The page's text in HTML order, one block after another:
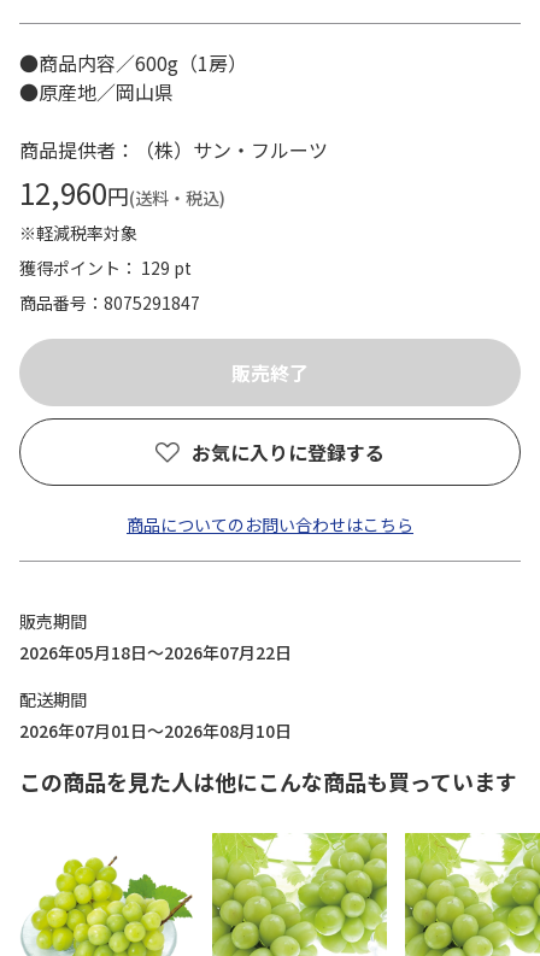
●商品内容／600g（1房）
●原産地／岡山県
商品提供者：（株）サン・フルーツ
12,960円(送料・税込)
※軽減税率対象
獲得ポイント： 129 pt
商品番号
8075291847
お気に入りに登録する
商品についてのお問い合わせはこちら
販売期間
2026年05月18日～2026年07月22日
配送期間
2026年07月01日～2026年08月10日
この商品を見た人は他にこんな商品も買っています